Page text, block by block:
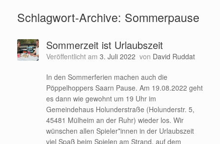
Schlagwort-Archive: Sommerpause
Sommerzeit ist Urlaubszeit
Veröffentlicht am 3. Juli 2022 von David Ruddat
In den Sommerferien machen auch die
Pöppelhoppers Saarn Pause. Am 19.08.2022 geht
es dann wie gewohnt um 19 Uhr im
Gemeindehaus Holunderstraße (Holunderstr. 5,
45481 Mülheim an der Ruhr) wieder los. Wir
wünschen allen Spieler*innen in der Urlaubszeit
viel Spaß beim Spielen am Strand, auf dem